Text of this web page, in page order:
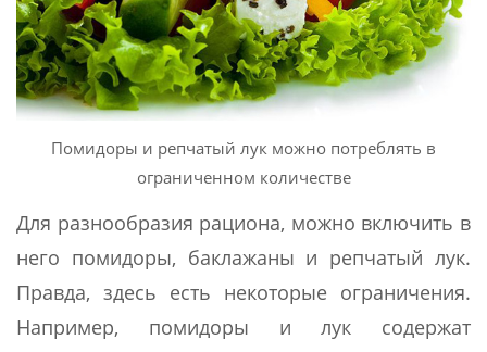
Помидоры и репчатый лук можно потреблять в
ограниченном количестве
Для разнообразия рациона, можно включить в
него помидоры, баклажаны и репчатый лук.
Правда, здесь есть некоторые ограничения.
Например, помидоры и лук содержат